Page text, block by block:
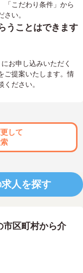
「こだわり条件」から
い。
うことはできます
にお申し込みいただく
ご提案いたします。情
ださい。
して
人を探す
市区町村から介